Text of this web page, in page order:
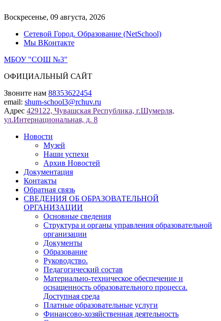
к
Воскресенье, 09 августа, 2026
Сетевой Город. Образование (NetSchool)
Мы ВКонтакте
МБОУ "СОШ №3"
ОФИЦИАЛЬНЫЙ САЙТ
Звоните нам 88353622454
email: shum-school3@rchuv.ru
Адрес 429122, Чувашская Республика, г.Шумерля,
ул.Интернациональная, д. 8
Новости
Музей
Наши успехи
Архив Новостей
Документация
Контакты
Обратная связь
СВЕДЕНИЯ ОБ ОБРАЗОВАТЕЛЬНОЙ
ОРГАНИЗАЦИИ
Основные сведения
Структура и органы управления образовательной
организации
Документы
Образование
Руководство.
Педагогический состав
Материально-техническое обеспечение и
оснащенность образовательного процесса.
Доступная среда
Платные образовательные услуги
Финансово-хозяйственная деятельность